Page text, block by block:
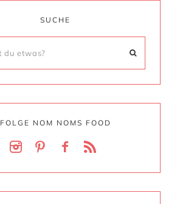
SUCHE
FOLGE NOM NOMS FOOD